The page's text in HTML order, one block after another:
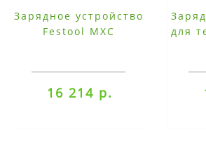
Зарядное устройство
Festool MXC
16 214 р.
для